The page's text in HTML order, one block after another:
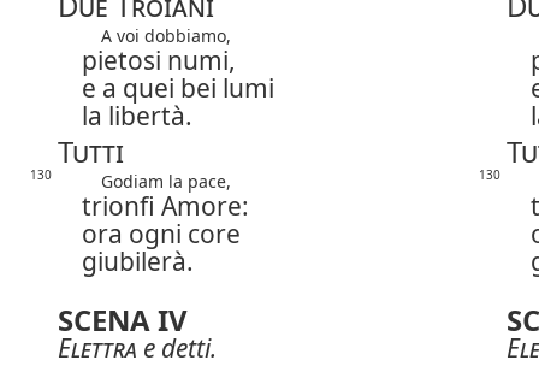
A voi dobbiamo,
pietosi numi,
e a quei bei lumi
la libertà.
Tutti
130 Godiam la pace, 130
trionfi Amore:
ora ogni core
giubilerà.
SCENA IV
Elettra e detti.